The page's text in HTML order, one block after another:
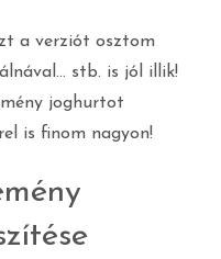
a verziót osztom
stb. is jól illik!
joghurtot
is finom nagyon!